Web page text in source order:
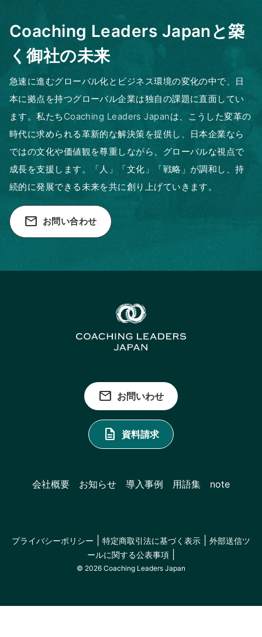
Coaching Leaders Japanと築
く御社の未来
急速に進むグローバル化とビジネス環境の変化の中で、日
本に拠点を持つグローバル企業は独自の課題に直面してい
ます。私たちCoaching Leaders Japanは、こうした変革の
時代に求められる革新的な解決策を提供し、日本企業なら
ではの文化や価値観を尊重しながら、グローバルな視点で
成長を支援します。「人」「文化」「戦略」が調和し、持
続的に発展できる未来を共に創り上げていきます。
email お問い合わせ
email お問いわせ
description 資料請求
会社概要 お知らせ 導入事例 用語集 note
プライバシーポリシー 特定商取引法に基づく表示
外部送信ツ
ールに関する公表事項
© 2026 Coaching Leaders Japan